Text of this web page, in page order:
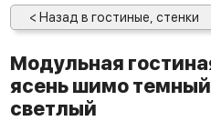
< Назад в гостиные, стенки
Модульная гостиная Макарена ТВ 301
ясень шимо
светлый